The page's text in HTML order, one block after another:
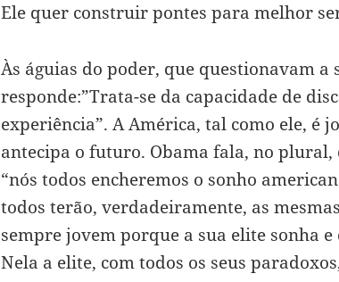
Ele quer construir pontes para melhor
Às águias do poder, que questionavam a
responde:”Trata-se da capacidade de
experiência”. A América, tal como ele, é
antecipa o futuro. Obama fala, no
“nós todos encheremos o sonho
todos terão, verdadeiramente, as
sempre jovem porque a sua elite sonha
Nela a elite, com todos os seus